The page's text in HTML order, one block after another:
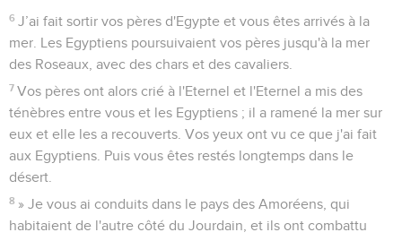
6 J’ai fait sortir vos pères d'Egypte et vous êtes arrivés à la
mer. Les Egyptiens poursuivaient vos pères jusqu'à la mer
des Roseaux, avec des chars et des cavaliers.
7 Vos pères ont alors crié à l'Eternel et l'Eternel a mis des
ténèbres entre vous et les Egyptiens ; il a ramené la mer sur
eux et elle les a recouverts. Vos yeux ont vu ce que j'ai fait
aux Egyptiens. Puis vous êtes restés longtemps dans le
désert.
8 » Je vous ai conduits dans le pays des Amoréens, qui
habitaient de l'autre côté du Jourdain, et ils ont combattu